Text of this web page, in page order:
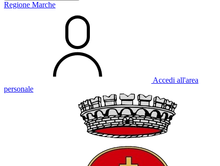
Regione Marche
Accedi all'area
personale